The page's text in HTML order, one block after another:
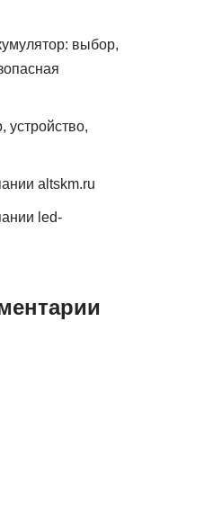
выбор,
устройство,
altskm.ru
led-